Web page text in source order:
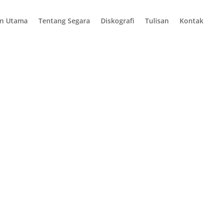
Utama Tentang Segara Diskografi Tulisan Kontak